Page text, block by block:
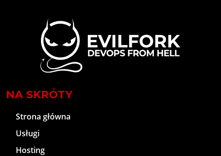
NA SKRÓTY
Strona główna
Usługi
Hosting